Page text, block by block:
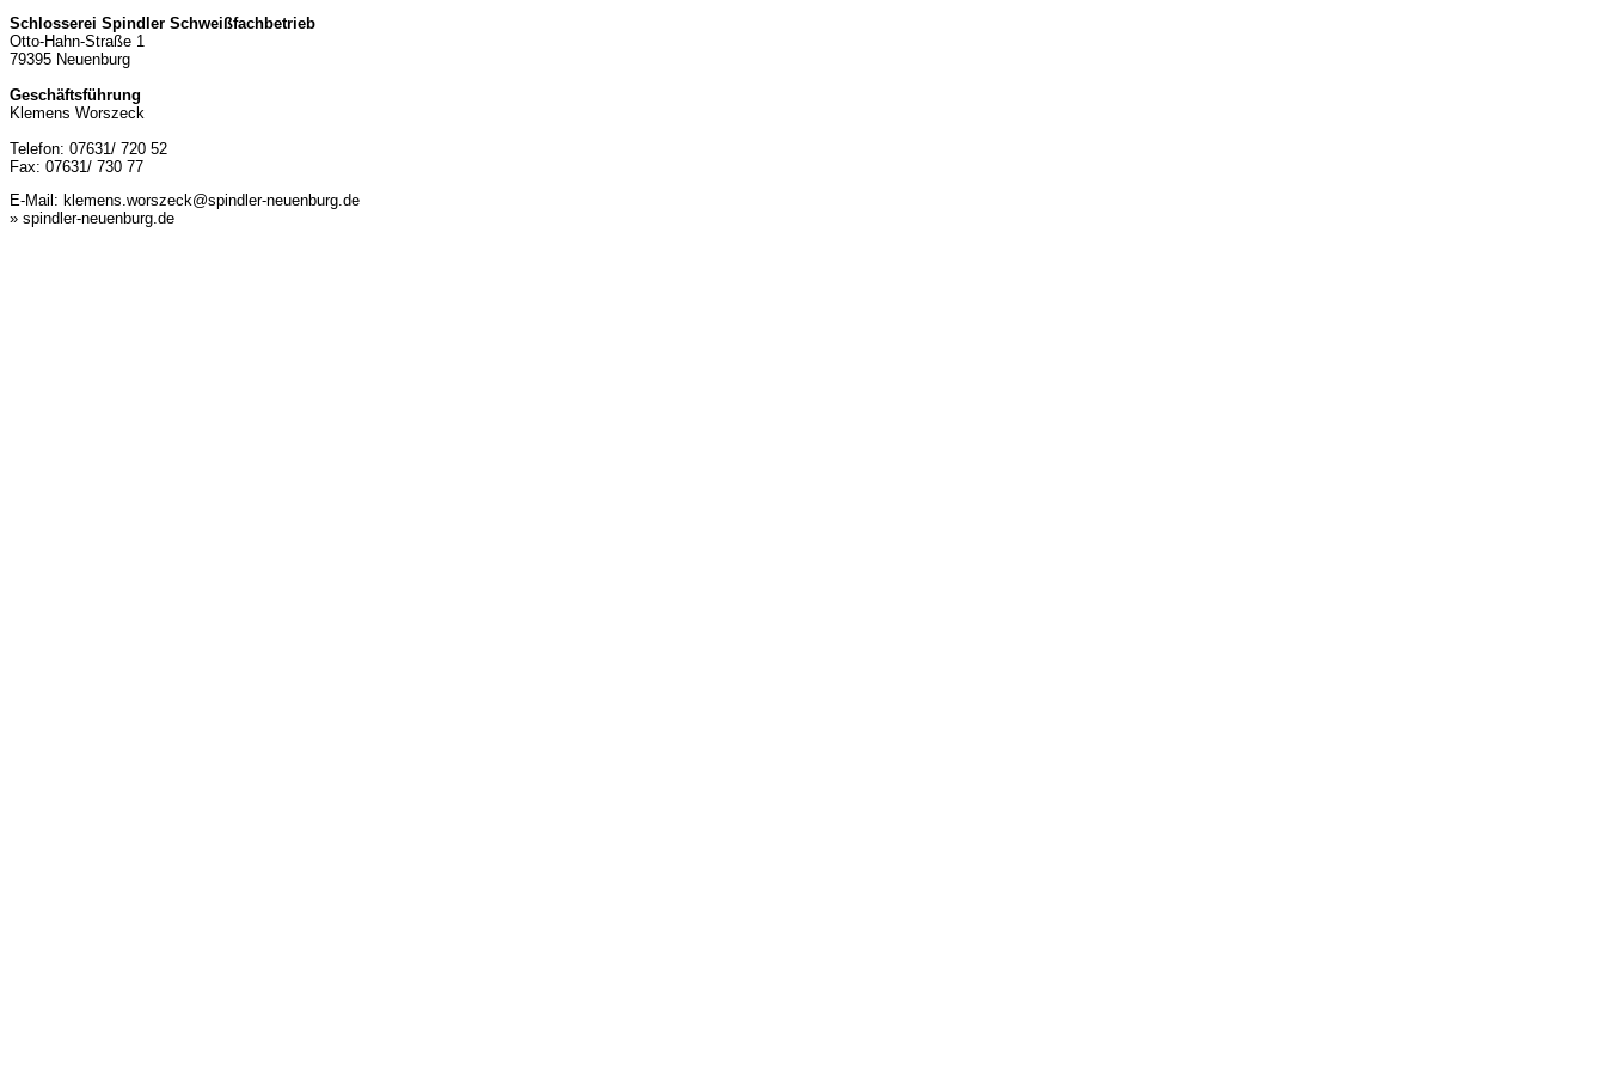
Schlosserei Spindler Schweißfachbetrieb
Otto-Hahn-Straße 1
79395 Neuenburg
Geschäftsführung
Klemens Worszeck
Telefon: 07631/ 720 52
Fax: 07631/ 730 77
E-Mail: klemens.worszeck@spindler-neuenburg.de
» spindler-neuenburg.de